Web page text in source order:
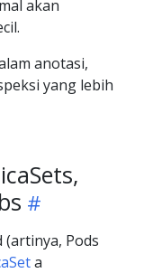
akan
anotasi,
yang lebih
(artinya, Pods
a